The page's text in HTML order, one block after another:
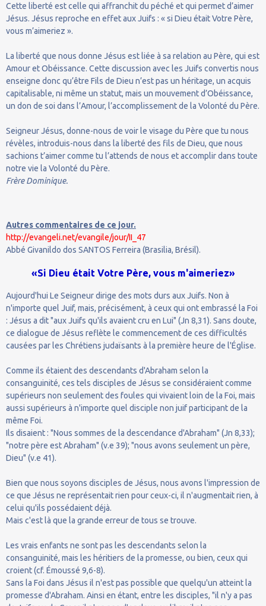
Cette liberté est celle qui affranchit du péché et qui permet d’aimer
Jésus. Jésus reproche en effet aux Juifs : « si Dieu était Votre Père,
vous m’aimeriez ».
La liberté que nous donne Jésus est liée à sa relation au Père, qui est
Amour et Obéissance. Cette discussion avec les Juifs convertis nous
enseigne donc qu’être Fils de Dieu n’est pas un héritage, un acquis
capitalisable, ni même un statut, mais un mouvement d’Obéissance,
un don de soi dans l’Amour, l’accomplissement de la Volonté du Père.
Seigneur Jésus, donne-nous de voir le visage du Père que tu nous
révèles, introduis-nous dans la liberté des fils de Dieu, que nous
sachions t’aimer comme tu l’attends de nous et accomplir dans toute
notre vie la Volonté du Père.
Frère Dominique.
Autres commentaires de ce jour.
http://evangeli.net/evangile/jour/II_47
Abbé Givanildo dos SANTOS Ferreira (Brasilia, Brésil).
«Si Dieu était Votre Père, vous m'aimeriez»
Aujourd'hui Le Seigneur dirige des mots durs aux Juifs. Non à
n'importe quel Juif, mais, précisément, à ceux qui ont embrassé la Foi
: Jésus a dit "aux Juifs qu'ils avaient cru en Lui" (Jn 8,31). Sans doute,
ce dialogue de Jésus reflète le commencement de ces difficultés
causées par les Chrétiens judaïsants à la première heure de l'Église.
Comme ils étaient des descendants d'Abraham selon la
consanguinité, ces tels disciples de Jésus se considéraient comme
supérieurs non seulement des foules qui vivaient loin de la Foi, mais
aussi supérieurs à n'importe quel disciple non juif participant de la
même Foi.
Ils disaient : "Nous sommes de la descendance d'Abraham" (Jn 8,33);
"notre père est Abraham" (v.e 39); "nous avons seulement un père,
Dieu" (v.e 41).
Bien que nous soyons disciples de Jésus, nous avons l'impression de
ce que Jésus ne représentait rien pour ceux-ci, il n'augmentait rien, à
celui qu'ils possédaient déjà.
Mais c'est là que la grande erreur de tous se trouve.
Les vrais enfants ne sont pas les descendants selon la
consanguinité, mais les héritiers de la promesse, ou bien, ceux qui
croient (cf. Émoussé 9,6-8).
Sans la Foi dans Jésus il n'est pas possible que quelqu'un atteint la
promesse d'Abraham. Ainsi en étant, entre les disciples, "il n'y a pas